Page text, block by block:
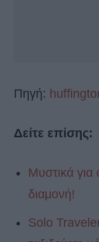
Πηγή:
Δείτε επίσης:
Μυστικά για
διαμονή!
Solo